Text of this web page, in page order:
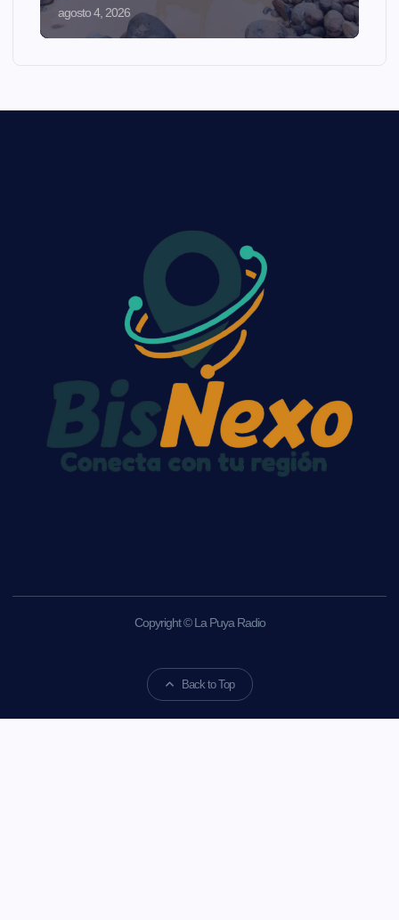
agosto 4, 2026
Copyright © La Puya Radio
Back to Top